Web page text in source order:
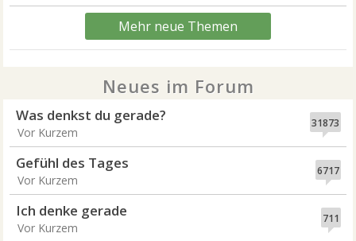
Mehr neue Themen
Neues im Forum
31873
Was denkst du gerade?
Vor Kurzem
6717
Gefühl des Tages
Vor Kurzem
711
Ich denke gerade
Vor Kurzem